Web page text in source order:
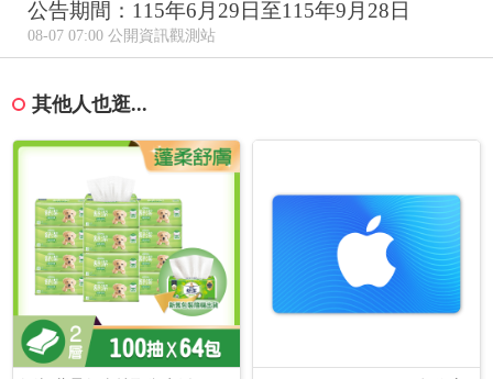
公告期間：115年6月29日至115年9月28日
08-07 07:00 公開資訊觀測站
其他人也逛...